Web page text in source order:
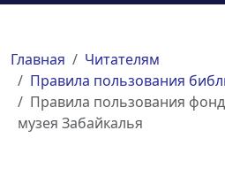
Главная
Читателям
Правила пользования
Правила пользования
музея Забайкалья